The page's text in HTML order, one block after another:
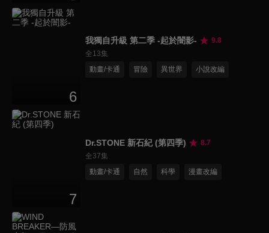
6
我獨自升級 第二季 -起於闇影-
9.8
全13集
動畫/卡通
冒險 異世界 小說改編
7
Dr.STONE 新石紀 (第四季)
8.7
全37集
動畫/卡通
自然 科學 漫畫改編